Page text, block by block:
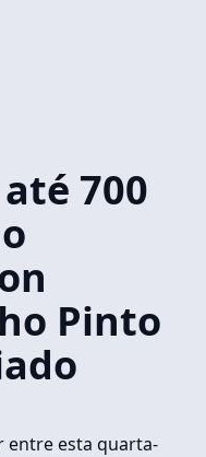
700
Pinto
entre esta quarta-